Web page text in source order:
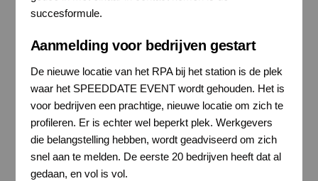
succesformule.
Aanmelding voor bedrijven gestart
De nieuwe locatie van het RPA bij het station is de plek
waar het SPEEDDATE EVENT wordt gehouden. Het is
voor bedrijven een prachtige, nieuwe locatie om zich te
profileren. Er is echter wel beperkt plek. Werkgevers
die belangstelling hebben, wordt geadviseerd om zich
snel aan te melden. De eerste 20 bedrijven heeft dat al
gedaan, en vol is vol.